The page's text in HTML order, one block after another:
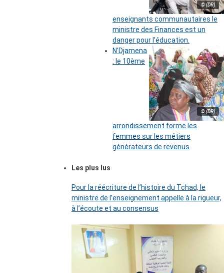
© (DR)
enseignants communautaires le
ministre des Finances est un
danger pour l’éducation.
© (DR)
N’Djamena
: le 10ème
arrondissement forme les
femmes sur les métiers
générateurs de revenus
Les plus lus
Pour la réécriture de l’histoire du Tchad, le
ministre de l’enseignement appelle à la rigueur,
à l’écoute et au consensus